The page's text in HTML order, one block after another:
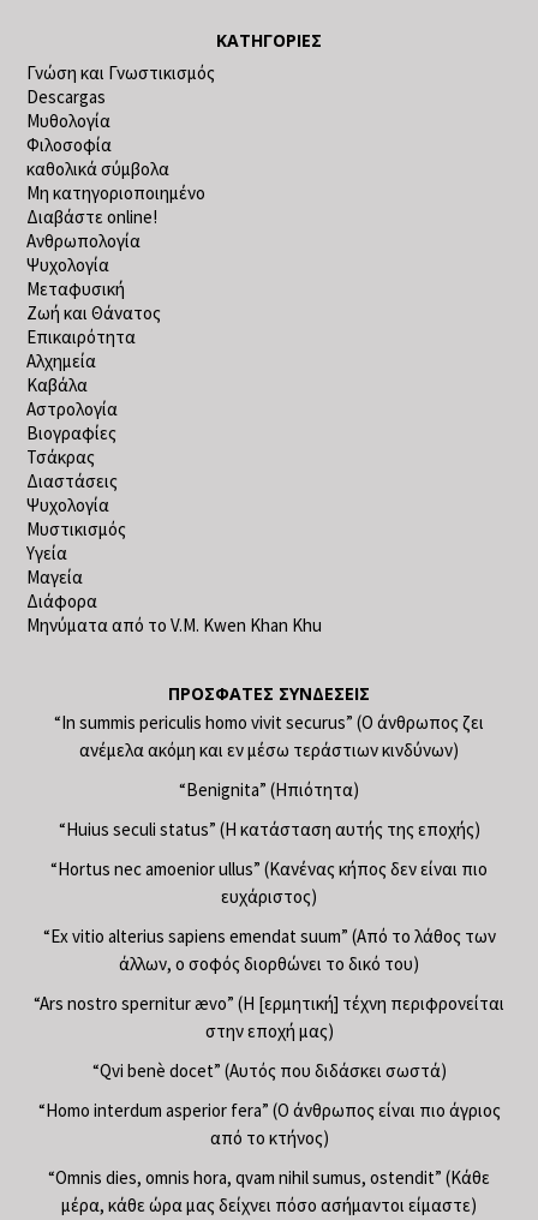
ΚΑΤΗΓΟΡΊΕΣ
Γνώση και Γνωστικισμός
Descargas
Μυθολογία
Φιλοσοφία
καθολικά σύμβολα
Μη κατηγοριοποιημένο
Διαβάστε online!
Ανθρωπολογία
Ψυχολογία
Μεταφυσική
Ζωή και Θάνατος
Επικαιρότητα
Αλχημεία
Καβάλα
Αστρολογία
Βιογραφίες
Τσάκρας
Διαστάσεις
Ψυχολογία
Μυστικισμός
Υγεία
Μαγεία
Διάφορα
Μηνύματα από το V.M. Kwen Khan Khu
ΠΡΌΣΦΑΤΕΣ ΣΥΝΔΈΣΕΙΣ
“In summis periculis homo vivit securus” (Ο άνθρωπος ζει
ανέμελα ακόμη και εν μέσω τεράστιων κινδύνων)
“Benignita” (Ηπιότητα)
“Huius seculi status” (Η κατάσταση αυτής της εποχής)
“Hortus nec amoenior ullus” (Κανένας κήπος δεν είναι πιο
ευχάριστος)
“Ex vitio alterius sapiens emendat suum” (Από το λάθος των
άλλων, ο σοφός διορθώνει το δικό του)
“Ars nostro spernitur ævo” (Η [ερμητική] τέχνη περιφρονείται
στην εποχή μας)
“Qvi benè docet” (Αυτός που διδάσκει σωστά)
“Homo interdum asperior fera” (Ο άνθρωπος είναι πιο άγριος
από το κτήνος)
“Omnis dies, omnis hora, qvam nihil sumus, ostendit” (Κάθε
μέρα, κάθε ώρα μας δείχνει πόσο ασήμαντοι είμαστε)